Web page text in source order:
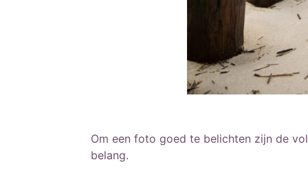
Om een foto goed te belichten zijn de
belang.